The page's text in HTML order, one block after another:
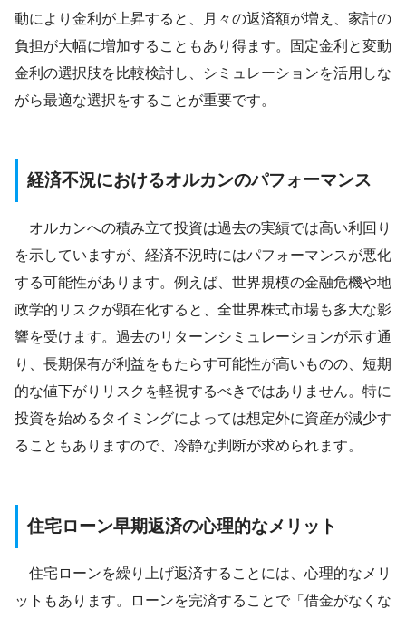
動により金利が上昇すると、月々の返済額が増え、家計の
負担が大幅に増加することもあり得ます。固定金利と変動
金利の選択肢を比較検討し、シミュレーションを活用しな
がら最適な選択をすることが重要です。
経済不況におけるオルカンのパフォーマンス
オルカンへの積み立て投資は過去の実績では高い利回り
を示していますが、経済不況時にはパフォーマンスが悪化
する可能性があります。例えば、世界規模の金融危機や地
政学的リスクが顕在化すると、全世界株式市場も多大な影
響を受けます。過去のリターンシミュレーションが示す通
り、長期保有が利益をもたらす可能性が高いものの、短期
的な値下がりリスクを軽視するべきではありません。特に
投資を始めるタイミングによっては想定外に資産が減少す
ることもありますので、冷静な判断が求められます。
住宅ローン早期返済の心理的なメリット
住宅ローンを繰り上げ返済することには、心理的なメリ
ットもあります。ローンを完済することで「借金がなくな